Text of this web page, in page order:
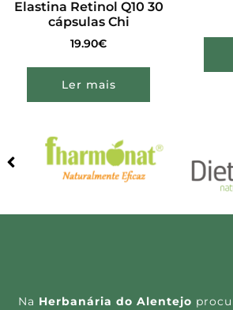
Elastina Retinol Q10 30
cápsulas Chi
19.90€
Ler mais
Na Herbanária do Alentejo